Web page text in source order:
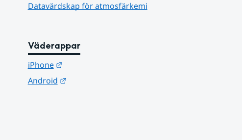
Datavärdskap för atmosfärkemi
Väderappar
iPhone
Länk till annan webbplats.
Android
Länk till annan webbplats.